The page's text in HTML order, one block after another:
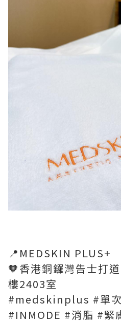
📍MEDSKIN PLUS+
🧡香港銅鑼灣告士打
樓2403室
#medskinplus #單次
#INMODE #消脂 #緊